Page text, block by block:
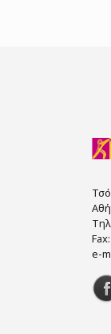
e-